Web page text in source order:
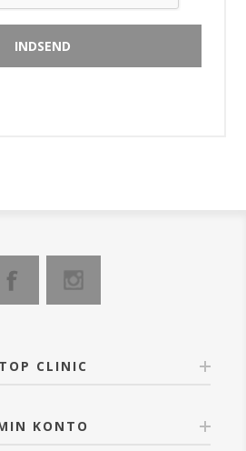
TOP CLINIC
KONTO